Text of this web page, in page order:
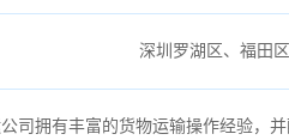
深圳罗湖区、福田
司拥有丰富的货物运输操作经验，